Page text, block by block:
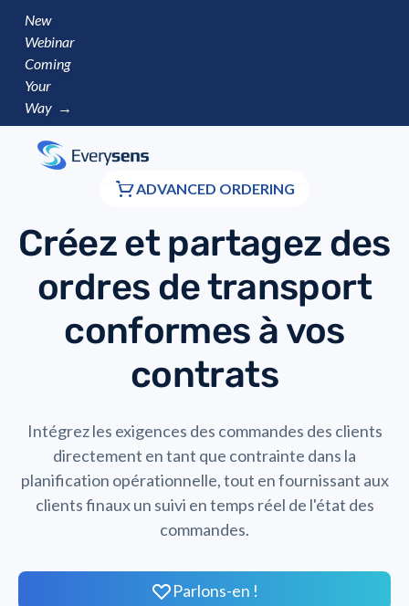
New
Webinar
Coming
Your
Way →
ADVANCED ORDERING
Créez et partagez des
ordres de transport
conformes à vos
contrats
Intégrez les exigences des commandes des clients
directement en tant que contrainte dans la
planification opérationnelle, tout en fournissant aux
clients finaux un suivi en temps réel de l'état des
commandes.
Parlons-en !